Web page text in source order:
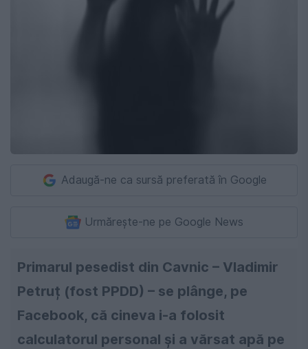
Adaugă-ne ca sursă preferată în Google
Urmărește-ne pe Google News
Primarul pesedist din Cavnic – Vladimir
Petruț (fost PPDD) – se plânge, pe
Facebook, că cineva i-a folosit
calculatorul personal și a vărsat apă pe